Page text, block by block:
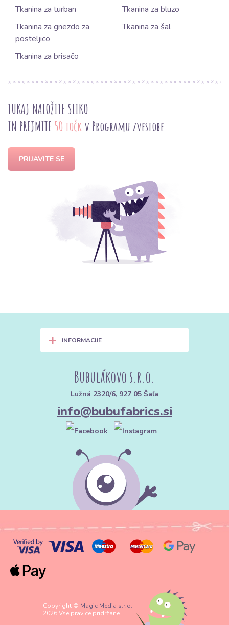
Tkanina za turban
Tkanina za bluzo
Tkanina za gnezdo za
posteljico
Tkanina za šal
Tkanina za brisačo
TUKAJ NALOŽITE SLIKO
IN PREJMITE 50 točk v Programu zvestobe
PRIJAVITE SE
+ INFORMACIJE
Bubulákovo s.r.o.
Lužná 2320/6, 927 05 Šaľa
info@bubufabrics.si
Copyright © Magic Media s.r.o.
2026 Vse pravice pridržane